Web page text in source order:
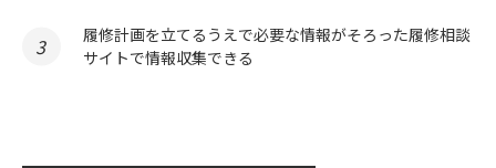
履修計画を立てるうえで必要な情報がそろった履修相談
サイトで情報収集できる